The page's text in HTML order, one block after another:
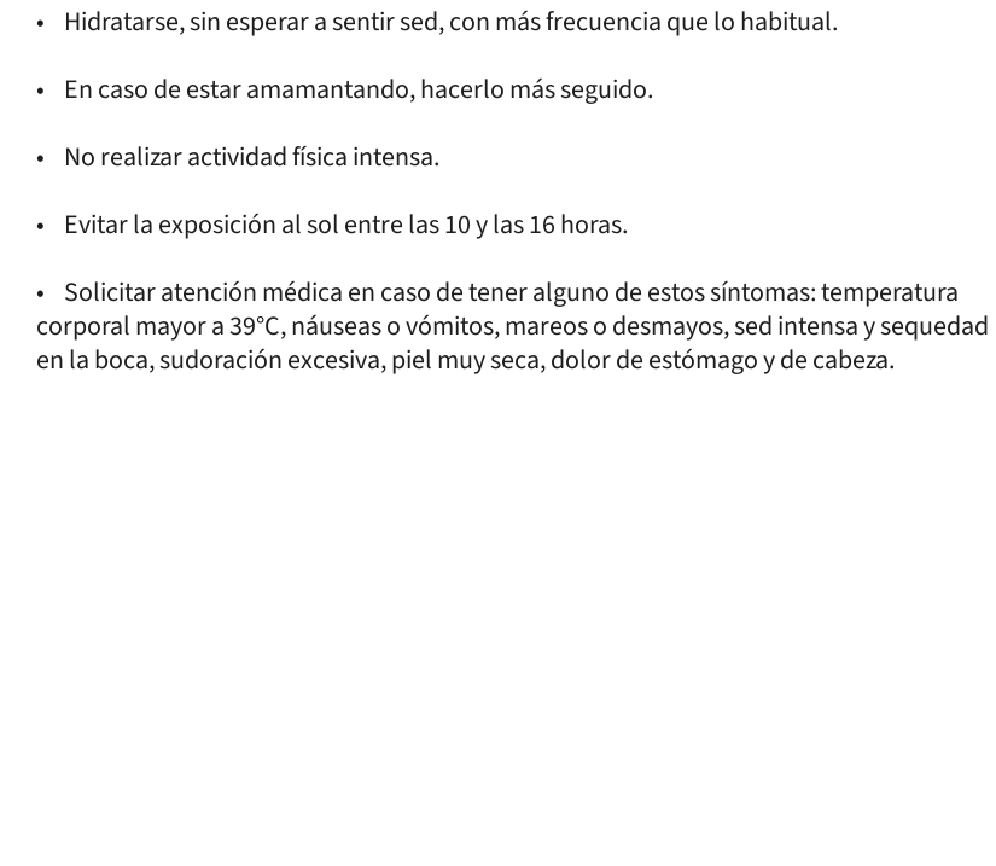
• Hidratarse, sin esperar a sentir sed, con más frecuencia que lo habitual.
• En caso de estar amamantando, hacerlo más seguido.
• No realizar actividad física intensa.
• Evitar la exposición al sol entre las 10 y las 16 horas.
• Solicitar atención médica en caso de tener alguno de estos síntomas: temperatura
corporal mayor a 39°C, náuseas o vómitos, mareos o desmayos, sed intensa y sequedad
en la boca, sudoración excesiva, piel muy seca, dolor de estómago y de cabeza.